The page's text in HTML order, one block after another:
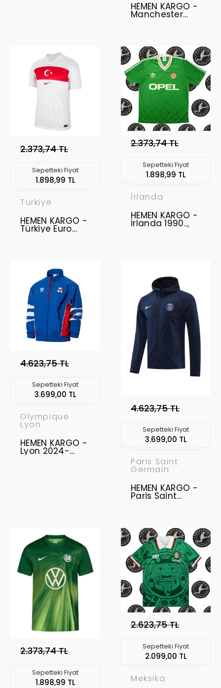
HEMEN KARGO -
Manchester
2.373,74 TL
Sepetteki Fiyat
1.898,99 TL
Türkiye
HEMEN KARGO -
Türkiye Euro
2024
2.373,74 TL
Sepetteki Fiyat
1.898,99 TL
İrlanda
HEMEN KARGO -
İrlanda 1990
Retro Forma " M
4.623,75 TL
Sepetteki Fiyat
3.699,00 TL
Olympique
Lyon
HEMEN KARGO -
Lyon 2024-
2025 Yağmurluk
4.623,75 TL
Sepetteki Fiyat
3.699,00 TL
Paris Saint
Germain
HEMEN KARGO -
Paris Saint
2.373,74 TL
Sepetteki Fiyat
1.898,99 TL
2.623,75 TL
Sepetteki Fiyat
2.099,00 TL
Meksika